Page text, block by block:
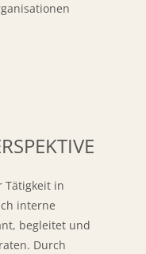
Tätigkeit in
interne
begleitet und
Durch